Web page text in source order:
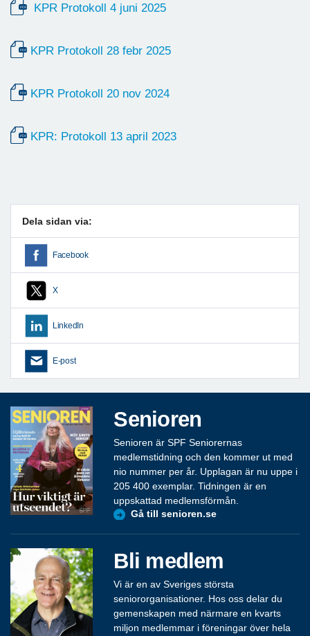
KPR Protokoll 4 juni 2025
KPR Protokoll 28 febr 2025
KPR Protokoll 20 nov 2024
KPR: Protokoll 13 april 2023
Dela sidan via:
Facebook
X
LinkedIn
E-post
Senioren
Senioren är SPF Seniorernas
medlemstidning och den kommer ut med
nio nummer per år. Upplagan är nu uppe i
205 400 exemplar. Tidningen är en
uppskattad medlemsförmån.
Gå till senioren.se
Bli medlem
Vi är en av Sveriges största
seniororganisationer. Hos oss delar du
gemenskapen med närmare en kvarts
miljon medlemmar i föreningar över hela